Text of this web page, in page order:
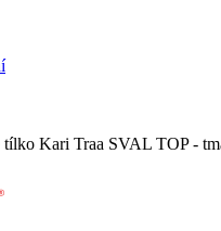
tílko Kari Traa SVAL TOP -